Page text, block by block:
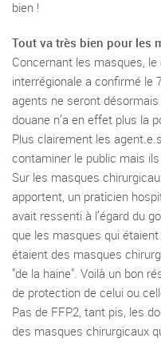
bien !
Tout va très bien pour les
Concernant les masques,
interrégionale a confirmé le
agents ne seront
douane n’a en effet plus la
Plus clairement les
contaminer le public mais
Sur les masques
apportent, un praticien
avait ressenti à l’égard du
que les masques qui
étaient des masques
"de la haine". Voilà un bon
de protection de celui ou
Pas de FFP2, tant pis, les
des masques chirurgicaux